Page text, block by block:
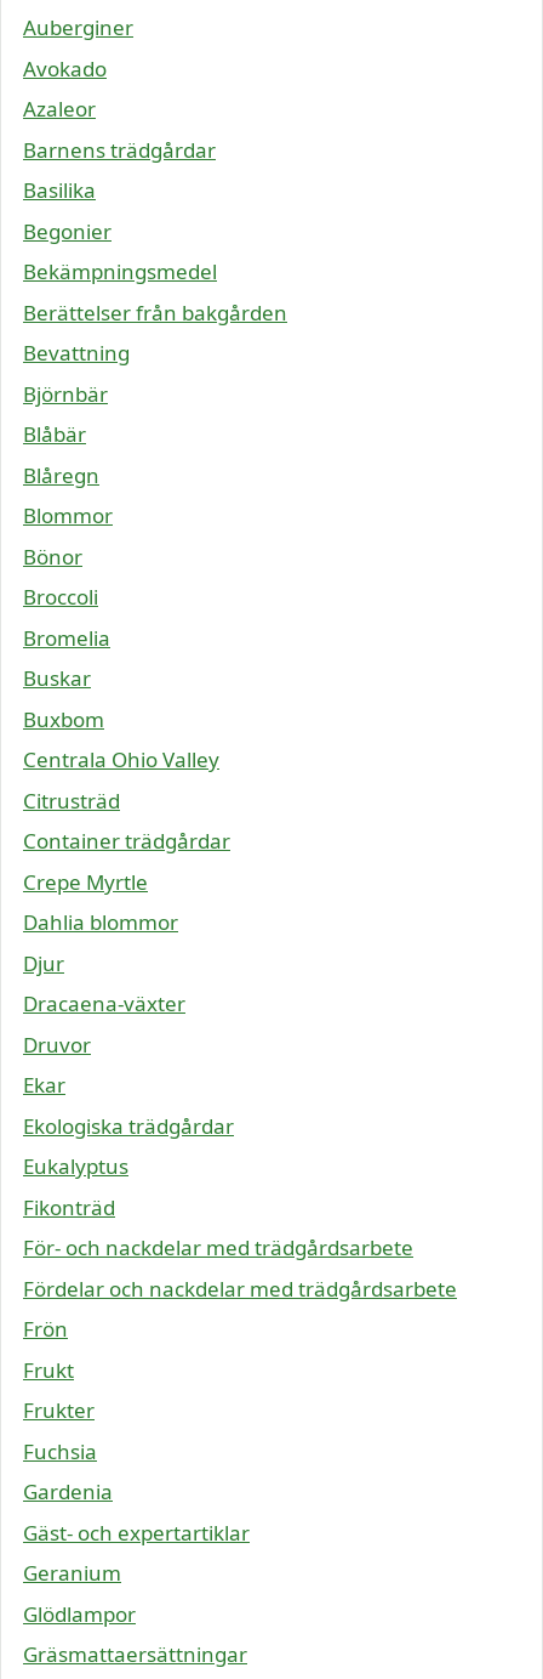
Auberginer
Avokado
Azaleor
Barnens trädgårdar
Basilika
Begonier
Bekämpningsmedel
Berättelser från bakgården
Bevattning
Björnbär
Blåbär
Blåregn
Blommor
Bönor
Broccoli
Bromelia
Buskar
Buxbom
Centrala Ohio Valley
Citrusträd
Container trädgårdar
Crepe Myrtle
Dahlia blommor
Djur
Dracaena-växter
Druvor
Ekar
Ekologiska trädgårdar
Eukalyptus
Fikonträd
För- och nackdelar med trädgårdsarbete
Fördelar och nackdelar med trädgårdsarbete
Frön
Frukt
Frukter
Fuchsia
Gardenia
Gäst- och expertartiklar
Geranium
Glödlampor
Gräsmattaersättningar